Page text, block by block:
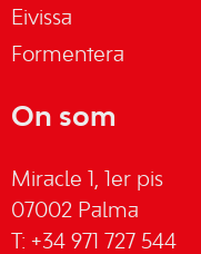
Eivissa
Formentera
On som
Miracle 1, 1er pis
07002 Palma
T: +34 971 727 544